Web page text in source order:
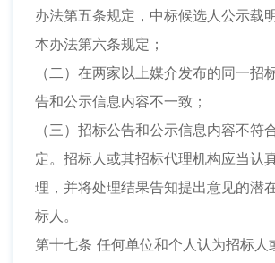
办法第五条规定，中标候选人公示载
本办法第六条规定；
（二）在两家以上媒介发布的同一招
告和公示信息内容不一致；
（三）招标公告和公示信息内容不符
定。招标人或其招标代理机构应当认
理，并将处理结果告知提出意见的潜
标人。
第十七条 任何单位和个人认为招标人